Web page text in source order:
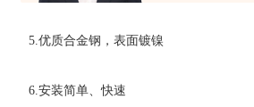
5.优质合金钢，表面镀镍
6.安装简单、快速